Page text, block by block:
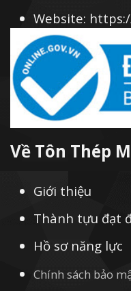
Website:
Về Tôn Thép
Giới thiệu
Thành tựu đạt
Hồ sơ năng lực
Chính sách bảo